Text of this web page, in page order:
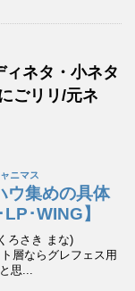
ネタ・小ネタ
ごリリ/元ネ